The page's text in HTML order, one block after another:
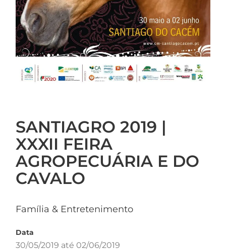
SANTIAGRO 2019 |
XXXII FEIRA
AGROPECUÁRIA E DO
CAVALO
Família & Entretenimento
Data
30/05/2019 até 02/06/2019